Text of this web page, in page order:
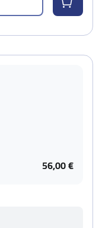
56,00 €